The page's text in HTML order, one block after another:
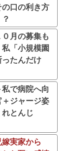
口の利き方
月の募集も
「小規模園
たんだけ
で病院へ向
ジャージ姿
とんじ
実家から